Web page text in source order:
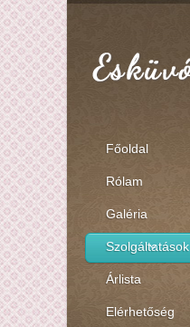
Főoldal
Rólam
Galéria
Szolgáltatások
Árlista
Elérhetőség